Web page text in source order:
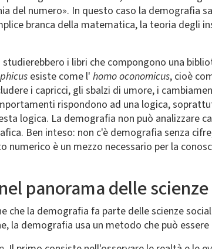
del numero». In questo caso la demografia
branca della matematica, la teoria degli
i libri che compongono una
esiste come l' homo oconomicus, cioè
i capricci, gli sbalzi di umore, i
rispondono ad una logica,
logica. La demografia non può analizzare
Ben inteso: non c'è demografia senza
è un mezzo necessario per la
panorama delle
che la demografia fa parte delle scienze
la demografia usa un metodo che può